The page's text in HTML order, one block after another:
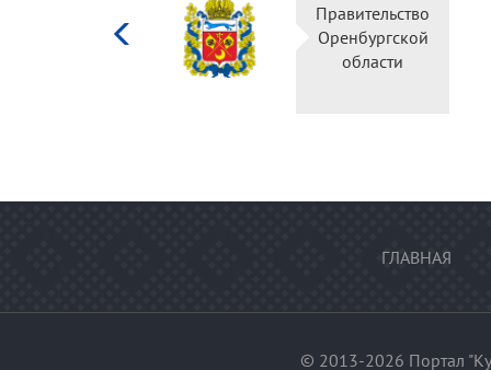
культуры
Российской
Правительство
Оренбургской
области
ГЛАВНАЯ
© 2013-2026 Портал